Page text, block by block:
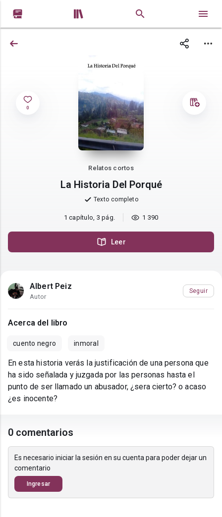
 
0
Relatos cortos
La Historia Del Porqué
Texto completo
1 capítulo, 3 pág. 1 390
Leer
Albert Peiz
Autor
Seguir
Acerca del libro
cuento negro inmoral
En esta historia verás la justificación de una persona que
ha sido señalada y juzgada por las personas hasta el
punto de ser llamado un abusador, ¿sera cierto? o acaso
¿es inocente?
0 comentarios
Es necesario iniciar la sesión en su cuenta para poder dejar un
comentario
Ingresar